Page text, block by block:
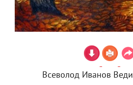
Всеволод Иванов